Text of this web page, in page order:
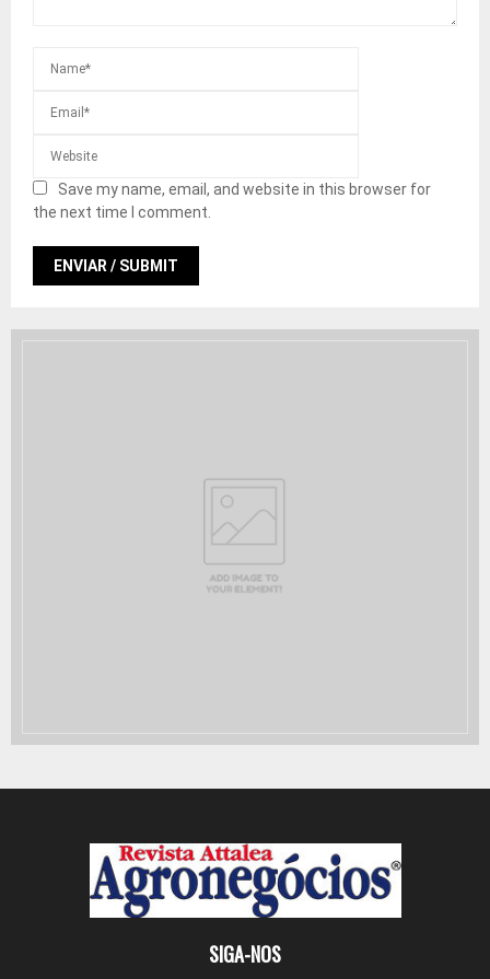
Save my name, email, and website in this browser for
the next time I comment.
SIGA-NOS